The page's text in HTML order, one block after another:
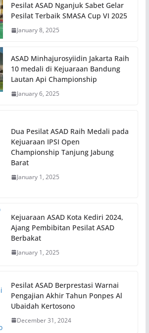
Pesilat ASAD Nganjuk Sabet Gelar
Pesilat Terbaik SMASA Cup VI 2025
January 8, 2025
ASAD Minhajurosyiidin Jakarta Raih
10 medali di Kejuaraan Bandung
Lautan Api Championship
January 6, 2025
Dua Pesilat ASAD Raih Medali pada
Kejuaraan IPSI Open
Championship Tanjung Jabung
Barat
January 1, 2025
Kejuaraan ASAD Kota Kediri 2024,
Ajang Pembibitan Pesilat ASAD
Berbakat
January 1, 2025
Pesilat ASAD Berprestasi Warnai
Pengajian Akhir Tahun Ponpes Al
Ubaidah Kertosono
December 31, 2024